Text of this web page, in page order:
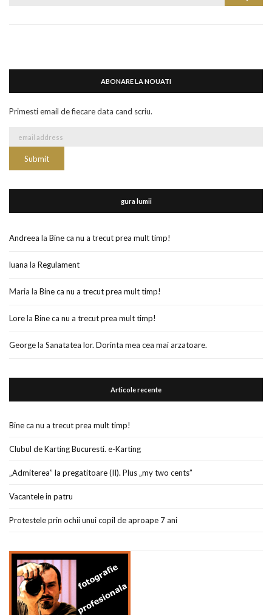
ABONARE LA NOUATI
Primesti email de fiecare data cand scriu.
gura lumii
Andreea la Bine ca nu a trecut prea mult timp!
luana la Regulament
Maria la Bine ca nu a trecut prea mult timp!
Lorela Bine ca nu a trecut prea mult timp!
Georgela Sanatatea lor. Dorinta mea cea mai arzatoare.
Articole recente
Bine ca nu a trecut prea mult timp!
Clubul de Karting Bucuresti. e-Karting
„Admiterea” la pregatitoare (II). Plus „my two cents”
Vacantele in patru
Protestele prin ochii unui copil de aproape 7 ani